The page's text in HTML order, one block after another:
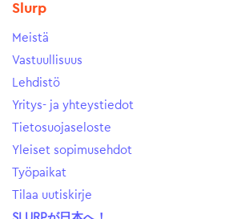
Slurp
Meistä
Vastuullisuus
Lehdistö
Yritys- ja yhteystiedot
Tietosuojaseloste
Yleiset sopimusehdot
Työpaikat
Tilaa uutiskirje